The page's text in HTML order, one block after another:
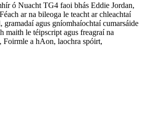
ó Nuacht TG4 faoi bhás Eddie Jordan,
ar na bileoga le teacht ar chleachtaí
gramadaí agus gníomhaíochtaí cumarsáide
maith le téipscript agus freagraí na
Foirmle a hAon, laochra spóirt,